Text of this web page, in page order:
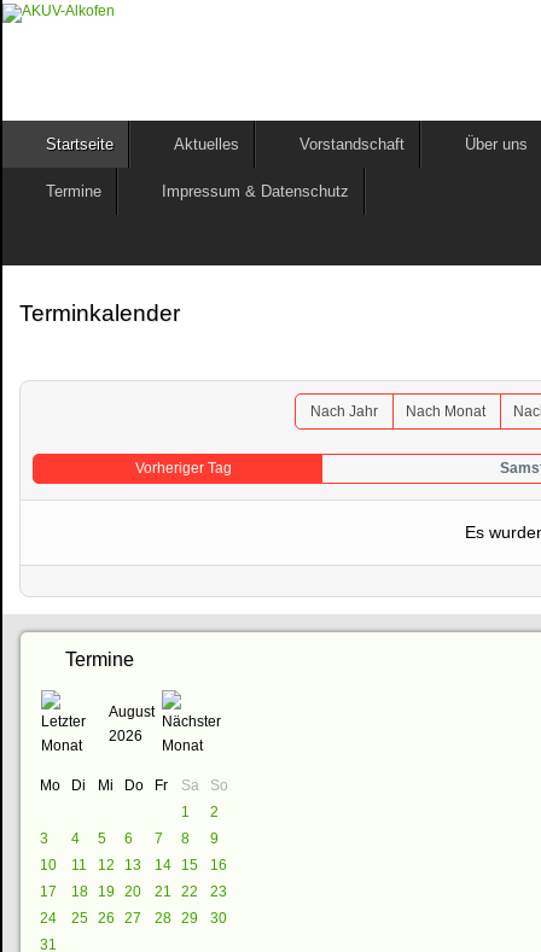
Startseite Aktuelles Vorstandschaft Über uns
Termine Impressum & Datenschutz
Terminkalender
Nach Jahr Nach Monat
Vorheriger Tag
Es
Termine
August
2026
Mo Di Mi Do Fr Sa
So
1
2
3
4 5 6 7 8
9
10
11 12 13 14 15
16
17
18 19 20 21 22
23
24
25 26 27 28 29
30
31